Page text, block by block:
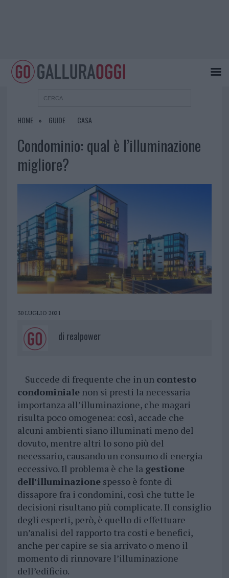
HOME GUIDE CASA
Condominio: qual è l’illuminazione
migliore?
30 LUGLIO 2021
di realpower
Succede di frequente che in un contesto
condominialenon si presti la necessaria
importanza all’illuminazione, che magari
risulta poco omogenea: così, accade che
alcuni ambienti siano illuminati meno del
dovuto, mentre altri lo sono più del
necessario, causando un consumo di energia
eccessivo. Il problema è che la gestione
dell’illuminazionespesso è fonte di
dissapore fra i condomini, così che tutte le
decisioni risultano più complicate. Il consiglio
degli esperti, però, è quello di effettuare
un’analisi del rapporto tra costi e benefici,
anche per capire se sia arrivato o meno il
momento di rinnovare l’illuminazione
dell’edificio.